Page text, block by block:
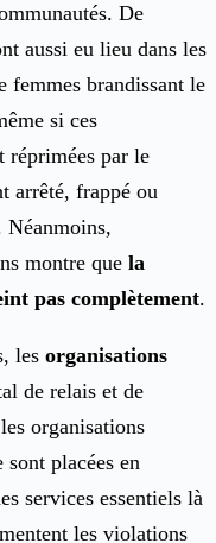
De
aussi eu lieu dans les
femmes brandissant le
si ces
réprimées par le
arrêté, frappé ou
Néanmoins,
montre que la
pas complètement.
les organisations
de relais et de
organisations
placées en
services essentiels là
les violations